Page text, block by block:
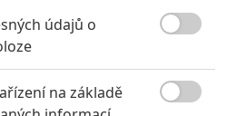
Občanská válka
údajů o
na základě